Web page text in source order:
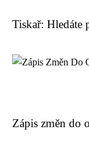
Tiskař: Hledáte
Zápis změn do